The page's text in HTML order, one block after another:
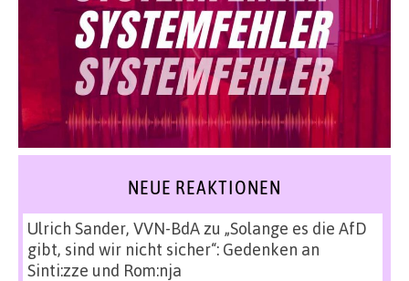
NEUE REAKTIONEN
Ulrich Sander, VVN-BdAzu „Solange es die AfD
gibt, sind wir nicht sicher“: Gedenken an
Sinti:zze und Rom:nja